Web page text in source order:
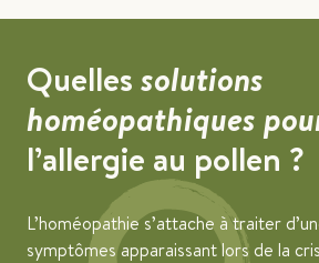
Quellessolutions
homéopathiques
l’allergie au pollen ?
L’homéopathie s’attache à traiter
symptômes apparaissant lors de la